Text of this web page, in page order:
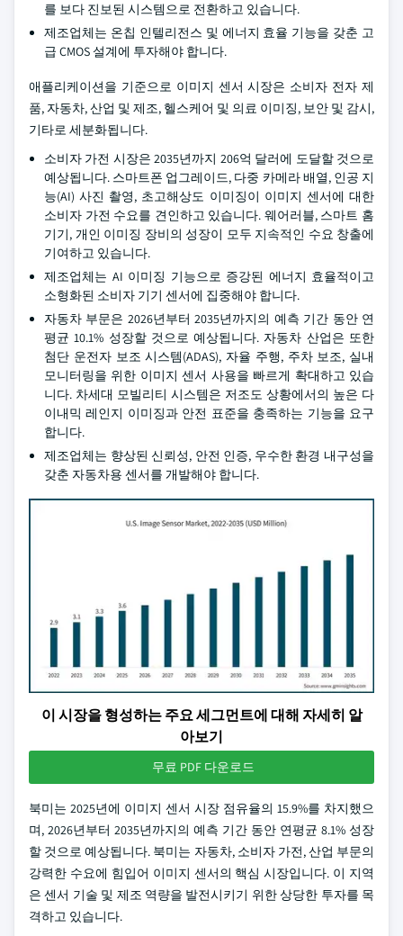
를 보다 진보된 시스템으로 전환하고 있습니다.
제조업체는 온칩 인텔리전스 및 에너지 효율 기능을 갖춘 고
급 CMOS 설계에 투자해야 합니다.
애플리케이션을 기준으로 이미지 센서 시장은 소비자 전자 제
품, 자동차, 산업 및 제조, 헬스케어 및 의료 이미징, 보안 및 감시,
기타로 세분화됩니다.
소비자 가전 시장은 2035년까지 206억 달러에 도달할 것으로
예상됩니다. 스마트폰 업그레이드, 다중 카메라 배열, 인공 지
능(AI) 사진 촬영, 초고해상도 이미징이 이미지 센서에 대한
소비자 가전 수요를 견인하고 있습니다. 웨어러블, 스마트 홈
기기, 개인 이미징 장비의 성장이 모두 지속적인 수요 창출에
기여하고 있습니다.
제조업체는 AI 이미징 기능으로 증강된 에너지 효율적이고
소형화된 소비자 기기 센서에 집중해야 합니다.
자동차 부문은 2026년부터 2035년까지의 예측 기간 동안 연
평균 10.1% 성장할 것으로 예상됩니다. 자동차 산업은 또한
첨단 운전자 보조 시스템(ADAS), 자율 주행, 주차 보조, 실내
모니터링을 위한 이미지 센서 사용을 빠르게 확대하고 있습
니다. 차세대 모빌리티 시스템은 저조도 상황에서의 높은 다
이내믹 레인지 이미징과 안전 표준을 충족하는 기능을 요구
합니다.
제조업체는 향상된 신뢰성, 안전 인증, 우수한 환경 내구성을
갖춘 자동차용 센서를 개발해야 합니다.
이 시장을 형성하는 주요 세그먼트에 대해 자세히 알
아보기
무료 PDF 다운로드
북미는 2025년에 이미지 센서 시장 점유율의 15.9%를 차지했으
며, 2026년부터 2035년까지의 예측 기간 동안 연평균 8.1% 성장
할 것으로 예상됩니다. 북미는 자동차, 소비자 가전, 산업 부문의
강력한 수요에 힘입어 이미지 센서의 핵심 시장입니다. 이 지역
은 센서 기술 및 제조 역량을 발전시키기 위한 상당한 투자를 목
격하고 있습니다.